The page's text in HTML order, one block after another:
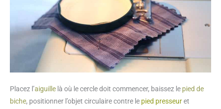
Placez l’aiguille là où le cercle doit commencer, baissez le pied de
biche, positionner l’objet circulaire contre le pied presseuret